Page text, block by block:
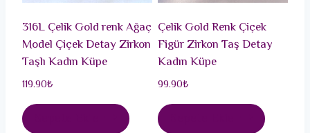
316L Çelik Gold renk Ağaç
Model Çiçek Detay Zirkon
Taşlı Kadın Küpe
119.90₺
Çelik Gold Renk Çiçek
Figür Zirkon Taş Detay
Kadın Küpe
99.90₺